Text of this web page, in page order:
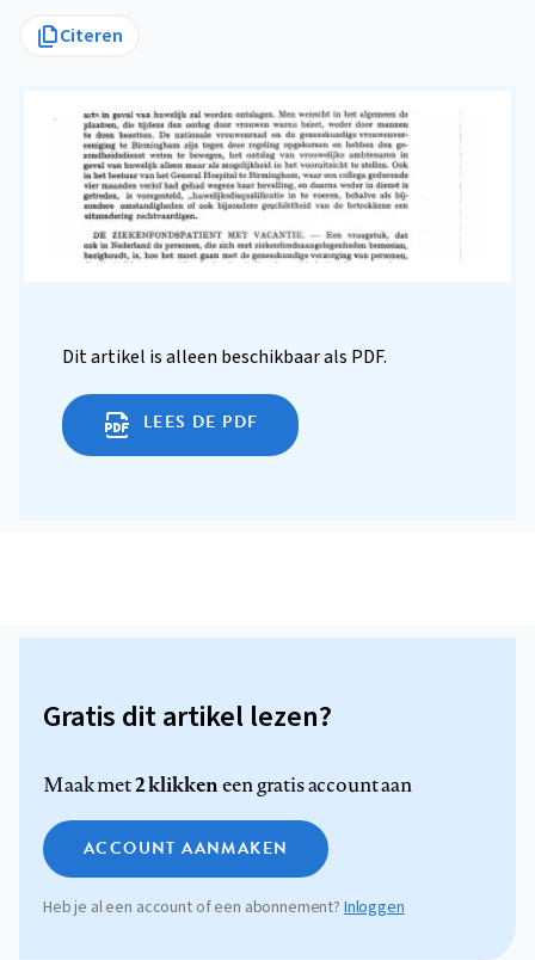
Citeren
Dit artikel is alleen beschikbaar als PDF.
LEES DE PDF
Gratis dit artikel lezen?
Maak met2 klikkeneen gratis account aan
ACCOUNT AANMAKEN
Heb je al een account of een abonnement? Inloggen